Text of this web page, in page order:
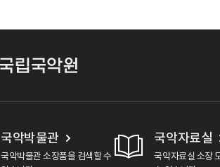
국악박물관
국악박물관 소장품을 검색할 수
국악자료실
국악자료실 소장